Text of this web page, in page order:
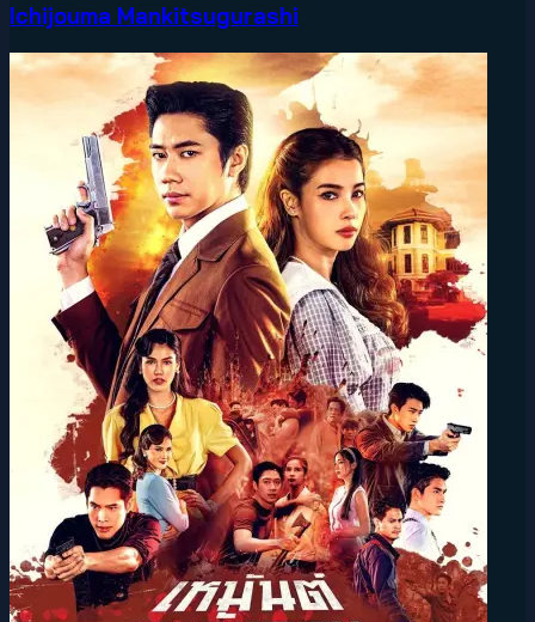
Ichijouma Mankitsugurashi